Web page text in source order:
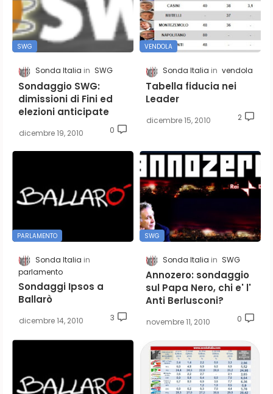
SWG
Sonda Italia SWG
Sondaggio SWG:
dimissioni di Fini ed
elezioni anticipate
dicembre 19, 2010 0
VENDOLA
Sonda Italia vendola
Tabella fiducia nei
Leader
dicembre 15, 2010 2
PARLAMENTO
Sonda Italia
parlamento
Sondaggi Ipsos a
Ballarò
dicembre 14, 2010 3
SWG
Sonda Italia SWG
Annozero: sondaggio
sul Papa Nero, chi e' l'
Anti Berlusconi?
novembre 11, 2010 0